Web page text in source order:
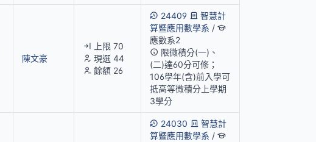
陳文豪
上限 70
現選 44
餘額 26
24409
智慧計
算暨應用數學系 /
應數系2
限微積分(一)、
(二)達60分可修；
106學年(含)前入學可
抵高等微積分上學期
3學分
24030
智慧計
算暨應用數學系 /